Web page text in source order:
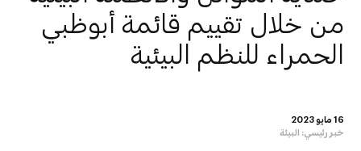
16 مايو 2023
خبر رئيسي:البيئة
من خلال تقييم قائمة أبوظبي
الحمراء للنظم البيئية